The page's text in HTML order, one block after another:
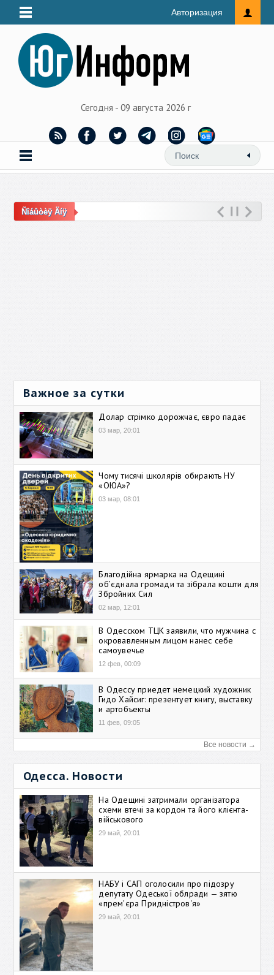
Авторизация
Сегодня - 09 августа 2026 г
Ñîáûòèÿ Äíÿ
Важное за сутки
Долар стрімко дорожчає, євро падає
03 мар, 20:01
Чому тисячі школярів обирають НУ
«ОЮА»?
03 мар, 08:01
Благодійна ярмарка на Одещині
об’єднала громади та зібрала кошти для
Збройних Сил
02 мар, 12:01
В Одесском ТЦК заявили, что мужчина с
окровавленным лицом нанес себе
самоувечье
12 фев, 00:09
В Одессу приедет немецкий художник
Гидо Хайсиг: презентует книгу, выставку
и артобъекты
11 фев, 09:05
Все новости →
Одесса. Новости
На Одещині затримали організатора
схеми втечі за кордон та його клієнта-
військового
29 май, 20:01
НАБУ і САП оголосили про підозру
депутату Одеської облради — зятю
«прем'єра Придністров'я»
29 май, 20:01